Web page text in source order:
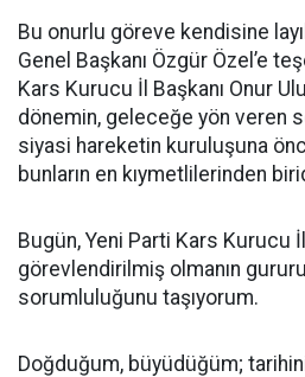
Bu onurlu göreve kendisine
Genel Başkanı Özgür Özel’e
Kars Kurucu İl Başkanı Onur
dönemin, geleceğe yön veren
siyasi hareketin kuruluşuna
bunların en kıymetlilerinden
Bugün, Yeni Parti Kars Kurucu
görevlendirilmiş olmanın
sorumluluğunu taşıyorum.
Doğduğum, büyüdüğüm;